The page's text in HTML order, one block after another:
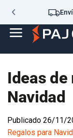
Ideas de
Navidad
Publicado 26/11/
Regalos para